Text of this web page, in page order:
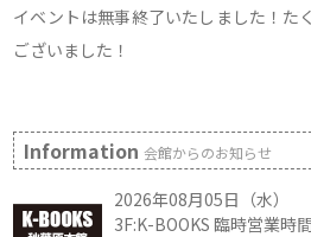
イベントは無事終了いたしました！た
ございました！
Information会館からのお知らせ
2026年08月05日（水）
3F:K-BOOKS 臨時営業時